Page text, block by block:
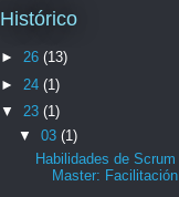
Histórico
► 26 (13)
► 24 (1)
▼ 23 (1)
▼ 03 (1)
Habilidades de Scrum
Master: Facilitación